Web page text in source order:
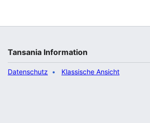
Tansania Information
Datenschutz Klassische Ansicht